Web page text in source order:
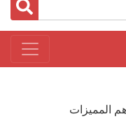
المميزات